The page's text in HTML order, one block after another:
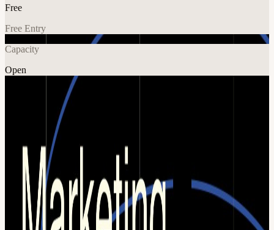
Free
Free Entry
Capacity
Open
🎟️ Al adquirir tu entrada, la misma te habilita un coworking pass
para todo el día. Vení a coworkear al Aleph Hub desde la mañana y
quedate para el evento a la tarde.
De Producto a Clientes: Diseñá tu Plan de Growth para los
Próximos 90 Días Muchos founders dedican meses (o años) a
construir un gran producto. El desafío aparece después: ¿Cómo